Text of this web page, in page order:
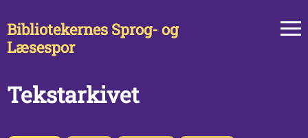
Bibliotekernes Sprog- og
Læsespor
Tekstarkivet